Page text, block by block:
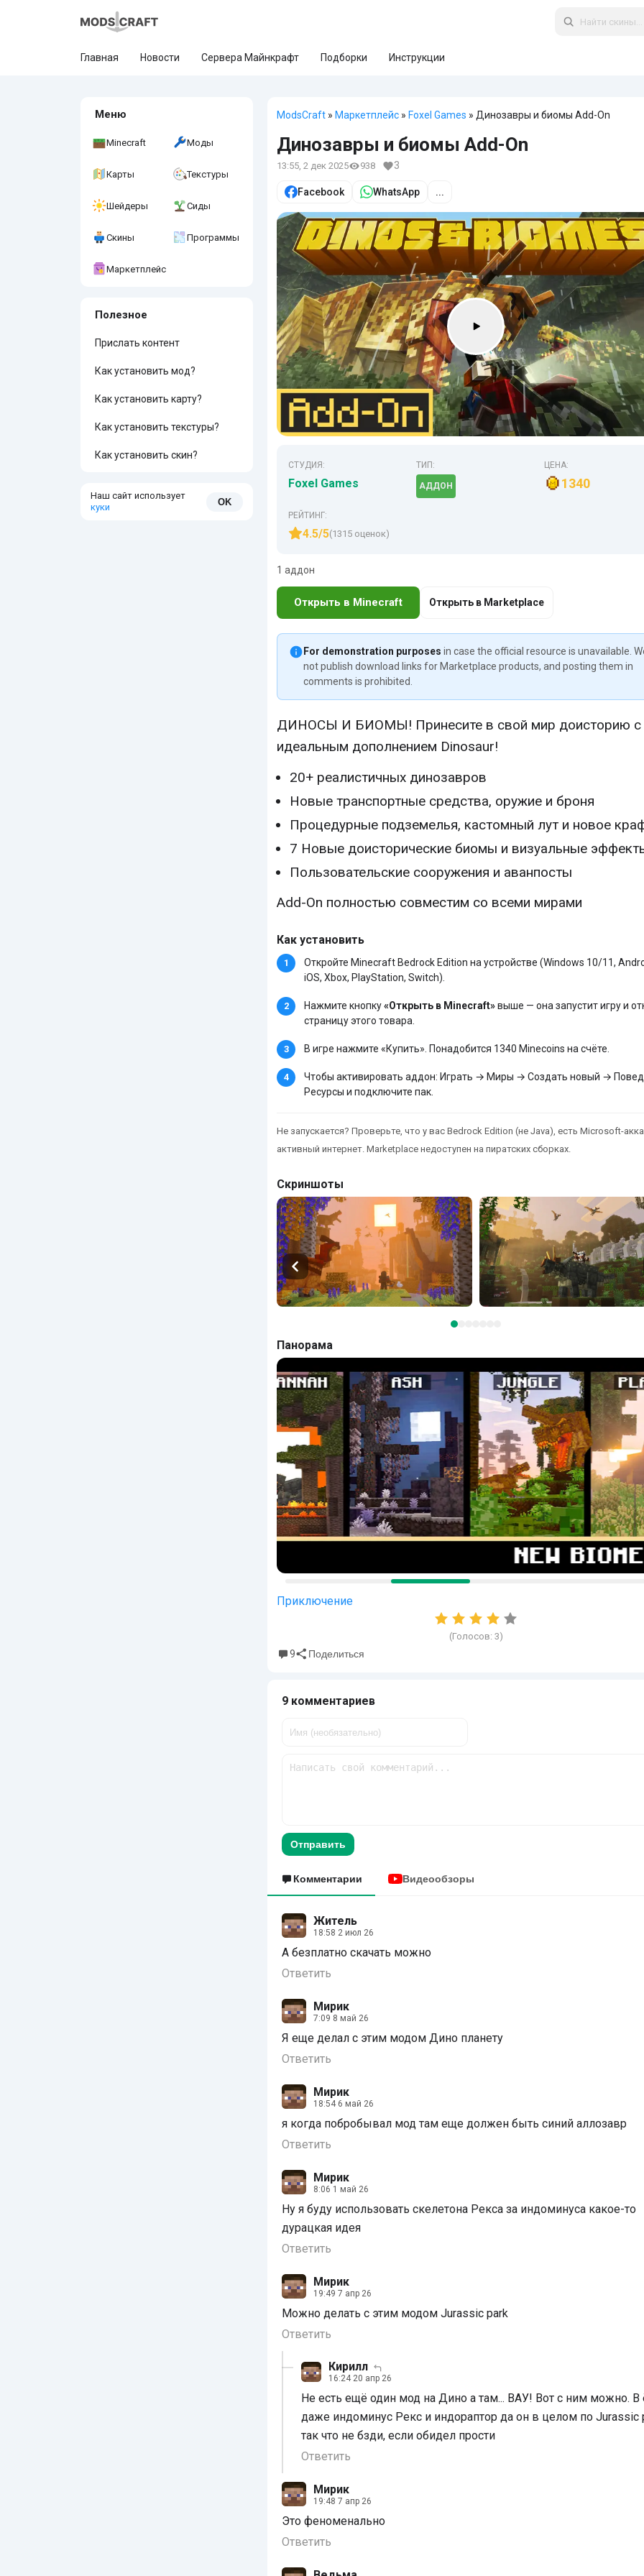
Главная Новости Сервера Майнкрафт Подборки Инструкции
Меню
Minecraft Моды
Карты Текстуры
Шейдеры Сиды
Скины Программы
Маркетплейс
Полезное
Прислать контент
Как установить мод?
Как установить карту?
Как установить текстуры?
Как установить скин?
Наш сайт использует
куки
OK
ModsCraft » Маркетплейс » Foxel Games » Динозавры и биомы Add-On
Динозавры и биомы Add-On
13:55, 2 дек 2025 938 3
Facebook WhatsApp ...
СТУДИЯ:
Foxel Games
ТИП:
АДДОН
ЦЕНА:
1340
РЕЙТИНГ:
4.5/5(1315 оценок)
1 аддон
Открыть в Minecraft Открыть в Marketplace
For demonstration purposes in case the official resource is unavailable.
not publish download links for Marketplace products, and posting them in
comments is prohibited.
ДИНОСЫ И БИОМЫ! Принесите в свой мир доисторию с
идеальным дополнением Dinosaur!
20+ реалистичных динозавров
Новые транспортные средства, оружие и броня
Процедурные подземелья, кастомный лут и новое
7 Новые доисторические биомы и визуальные
Пользовательские сооружения и аванпосты
Add-On полностью совместим со всеми мирами
Как установить
Откройте Minecraft Bedrock Edition на устройстве (Windows 10/11,
iOS, Xbox, PlayStation, Switch).
Нажмите кнопку«Открыть в Minecraft»выше — она запустит игру и
страницу этого товара.
В игре нажмите «Купить». Понадобится 1340 Minecoins на счёте.
Чтобы активировать аддон: Играть → Миры → Создать новый →
Ресурсы и подключите пак.
Не запускается? Проверьте, что у вас Bedrock Edition (не Java), есть Microsoft-
активный интернет. Marketplace недоступен на пиратских сборках.
Скриншоты
Панорама
Приключение
(Голосов: 3)
9 Поделиться
9 комментариев
Отправить
Комментарии Видеообзоры
Житель
18:58 2 июл 26
А безплатно скачать можно
Ответить
Мирик
7:09 8 май 26
Я еще делал с этим модом Дино планету
Ответить
Мирик
18:54 6 май 26
я когда побробывал мод там еще должен быть синий аллозавр
Ответить
Мирик
8:06 1 май 26
Ну я буду использовать скелетона Рекса за индоминуса какое-то
дурацкая идея
Ответить
Мирик
19:49 7 апр 26
Можно делать с этим модом Jurassic park
Ответить
Кирилл
16:24 20 апр 26
Не есть ещё один мод на Дино а там... ВАУ! Вот с ним можно. В
даже индоминус Рекс и индораптор да он в целом по Jurassic
так что не бзди, если обидел прости
Ответить
Мирик
19:48 7 апр 26
Это феноменально
Ответить